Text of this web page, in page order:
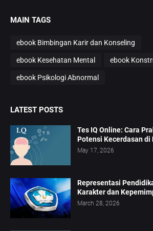
MAIN TAGS
ebook Bimbingan Karir dan Konseling
ebook Kesehatan Mental ebook
ebook Psikologi Abnormal
LATEST POSTS
Tes IQ Online: Cara
Potensi Kecerdasan di
May 17, 2026
Representasi
Karakter dan
March 28, 2026